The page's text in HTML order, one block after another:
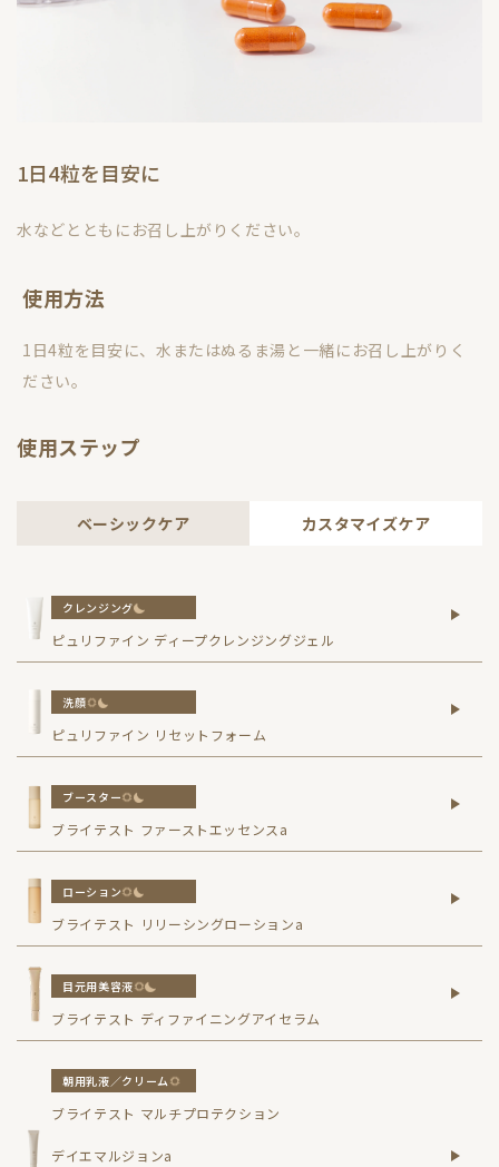
1日4粒を目安に
水などとともにお召し上がりください。
使用方法
1日4粒を目安に、水またはぬるま湯と一緒にお召し上がりく
ださい。
使用ステップ
ベーシックケア カスタマイズケア
クレンジング
ピュリファイン ディープクレンジングジェル
洗顔
ピュリファイン リセットフォーム
ブースター
ブライテスト ファーストエッセンスa
ローション
ブライテスト リリーシングローションa
目元用美容液
ブライテスト ディファイニングアイセラム
朝用乳液／クリーム
ブライテスト マルチプロテクション
デイエマルジョンa